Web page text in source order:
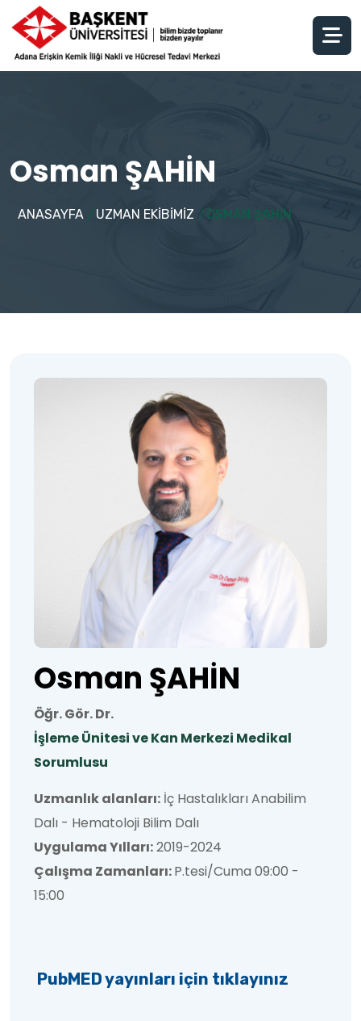
Osman ŞAHİN
ANASAYFA / UZMAN EKİBİMİZ / OSMAN ŞAHİN
Osman ŞAHİN
Öğr. Gör. Dr.
İşleme Ünitesi ve Kan Merkezi Medikal
Sorumlusu
Uzmanlık alanları: İç Hastalıkları Anabilim
Dalı - Hematoloji Bilim Dalı
Uygulama Yılları:2019-2024
Çalışma Zamanları:P.tesi/Cuma 09:00 -
15:00
PubMED yayınları için tıklayınız